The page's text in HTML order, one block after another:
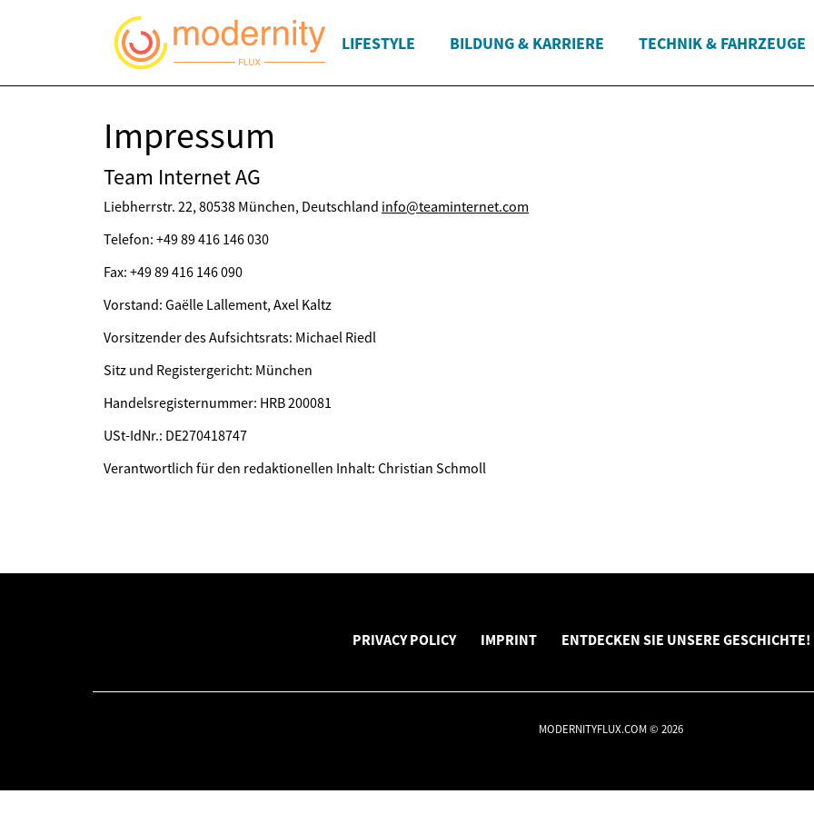
LIFESTYLE BILDUNG & KARRIERE TECHNIK & FAHRZEUGE
Impressum
Team Internet AG
Liebherrstr. 22, 80538 München, Deutschland info@teaminternet.com
Telefon: +49 89 416 146 030
Fax: +49 89 416 146 090
Vorstand: Gaëlle Lallement, Axel Kaltz
Vorsitzender des Aufsichtsrats: Michael Riedl
Sitz und Registergericht: München
Handelsregisternummer: HRB 200081
USt-IdNr.: DE270418747
Verantwortlich für den redaktionellen Inhalt: Christian Schmoll
PRIVACY POLICY IMPRINT ENTDECKEN SIE UNSERE GESCHICHTE!
MODERNITYFLUX.COM © 2026